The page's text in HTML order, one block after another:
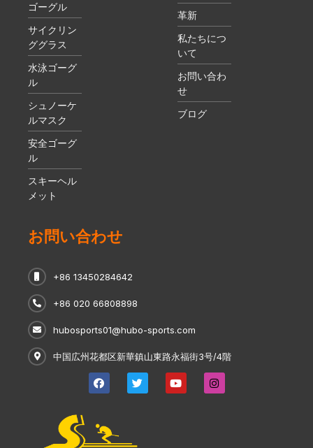
ゴーグル
サイクリン
ググラス
水泳ゴーグ
ル
シュノーケ
ルマスク
安全ゴーグ
ル
スキーヘル
メット
革新
私たちにつ
いて
お問い合わ
せ
ブログ
お問い合わせ
+86 13450284642
+86 020 66808898
hubosports01@hubo-sports.com
中国広州花都区新華鎮山東路永福街3号/4階